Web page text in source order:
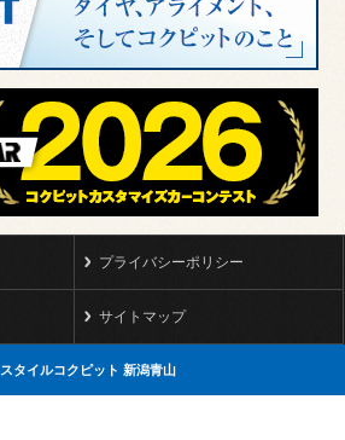
プライバシーポリシー
サイトマップ
スタイルコクピット 新潟青山